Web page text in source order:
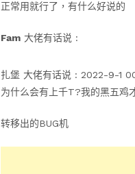
正常用就行了，有什么好说的
Fam 大佬有话说 :
扎堡 大佬有话说 : 2022-9-1
为什么会有上千T?我的黑五鸡
转移出的BUG机